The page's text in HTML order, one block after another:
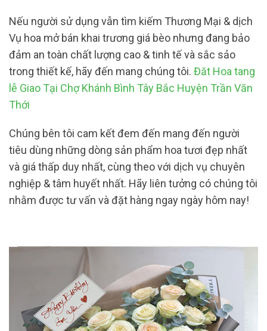
Nếu người sử dụng vẫn tìm kiếm Thương Mại & dịch
Vụ hoa mở bán khai trương giá bèo nhưng đang bảo
đảm an toàn chất lượng cao & tinh tế và sắc sảo
trong thiết kế, hãy đến mang chúng tôi. Đăt Hoa tang
lễ Giao Tại Chợ Khánh Bình Tây Bắc Huyện Trần Văn
Thới
Chúng bên tôi cam kết đem đến mang đến người
tiêu dùng những dòng sản phẩm hoa tươi đẹp nhất
và giá thấp duy nhất, cùng theo với dịch vụ chuyên
nghiệp & tâm huyết nhất. Hãy liên tưởng có chúng tôi
nhằm được tư vấn và đặt hàng ngay ngày hôm nay!